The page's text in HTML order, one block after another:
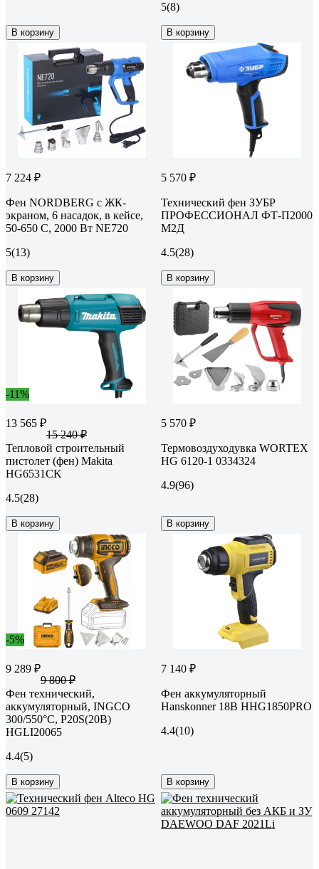
В корзину
5(8)
В корзину
7 224 ₽
Фен NORDBERG с ЖК-
экраном, 6 насадок, в кейсе,
50-650 С, 2000 Вт NE720
5(13)
В корзину
5 570 ₽
Технический фен ЗУБР
ПРОФЕССИОНАЛ ФТ-П2000
М2Д
4.5(28)
В корзину
-11%
13 565 ₽
15 240 ₽
Тепловой строительный
пистолет (фен) Makita
HG6531CK
4.5(28)
В корзину
5 570 ₽
Термовоздуходувка WORTEX
HG 6120-1 0334324
4.9(96)
В корзину
-5%
9 289 ₽
9 800 ₽
Фен технический,
аккумуляторный, INGCO
300/550°C, P20S(20В)
HGLI20065
4.4(5)
В корзину
7 140 ₽
Фен аккумуляторный
Hanskonner 18В HHG1850PRO
4.4(10)
В корзину